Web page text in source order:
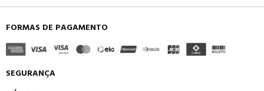
FORMAS DE PAGAMENTO
SEGURANÇA